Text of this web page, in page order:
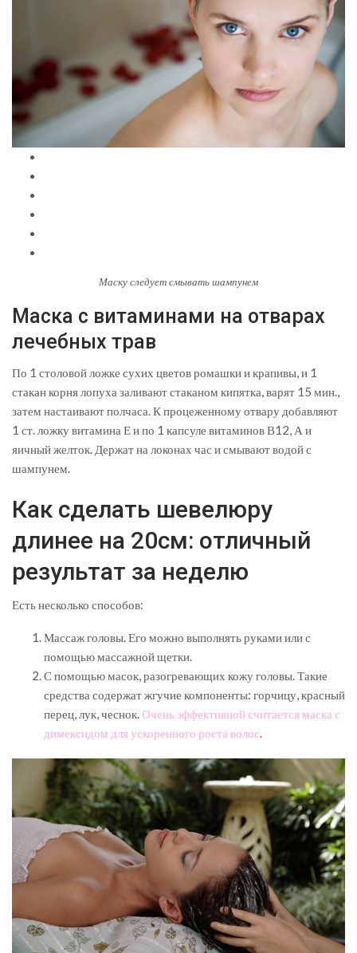
Маску следует смывать шампунем
Маска с витаминами на отварах
лечебных трав
По 1 столовой ложке сухих цветов ромашки и крапивы, и 1
стакан корня лопуха заливают стаканом кипятка, варят 15 мин.,
затем настаивают полчаса. К процеженному отвару добавляют
1 ст. ложку витамина Е и по 1 капсуле витаминов В12, А и
яичный желток. Держат на локонах час и смывают водой с
шампунем.
Как сделать шевелюру
длинее на 20см: отличный
результат за неделю
Есть несколько способов:
Массаж головы. Его можно выполнять руками или с
помощью массажной щетки.
С помощью масок, разогревающих кожу головы. Такие
средства содержат жгучие компоненты: горчицу, красный
перец, лук, чеснок.Очень эффективной считается маска с
димексидом для ускоренного роста волос.